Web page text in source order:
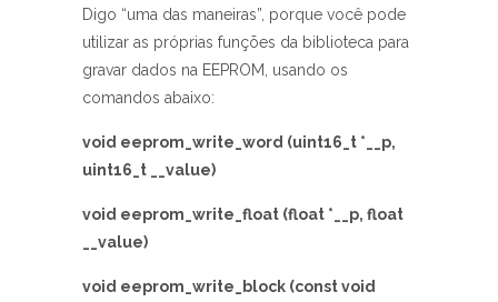
Digo “uma das maneiras”, porque você pode
utilizar as próprias funções da biblioteca para
gravar dados na EEPROM, usando os
comandos abaixo:
void eeprom_write_word (uint16_t *__p,
uint16_t __value)
void eeprom_write_float (float *__p, float
__value)
void eeprom_write_block (const void